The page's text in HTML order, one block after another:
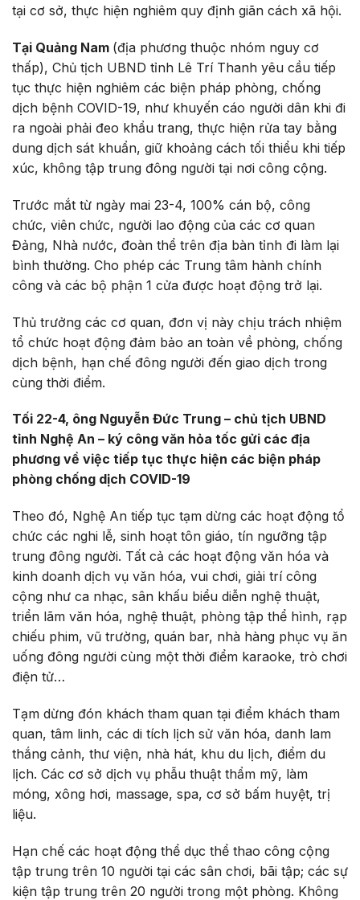
tại cơ sở, thực hiện nghiêm quy định giãn cách xã hội.
Tại Quảng Nam (địa phương thuộc nhóm nguy cơ
thấp), Chủ tịch UBND tỉnh Lê Trí Thanh yêu cầu tiếp
tục thực hiện nghiêm các biện pháp phòng, chống
dịch bệnh COVID-19, như khuyến cáo người dân khi đi
ra ngoài phải đeo khẩu trang, thực hiện rửa tay bằng
dung dịch sát khuẩn, giữ khoảng cách tối thiểu khi tiếp
xúc, không tập trung đông người tại nơi công cộng.
Trước mắt từ ngày mai 23-4, 100% cán bộ, công
chức, viên chức, người lao động của các cơ quan
Đảng, Nhà nước, đoàn thể trên địa bàn tỉnh đi làm lại
bình thường. Cho phép các Trung tâm hành chính
công và các bộ phận 1 cửa được hoạt động trở lại.
Thủ trưởng các cơ quan, đơn vị này chịu trách nhiệm
tổ chức hoạt động đảm bảo an toàn về phòng, chống
dịch bệnh, hạn chế đông người đến giao dịch trong
cùng thời điểm.
Tối 22-4, ông Nguyễn Đức Trung – chủ tịch UBND
tỉnh Nghệ An – ký công văn hỏa tốc gửi các địa
phương về việc tiếp tục thực hiện các biện pháp
phòng chống dịch COVID-19
Theo đó, Nghệ An tiếp tục tạm dừng các hoạt động tổ
chức các nghi lễ, sinh hoạt tôn giáo, tín ngưỡng tập
trung đông người. Tất cả các hoạt động văn hóa và
kinh doanh dịch vụ văn hóa, vui chơi, giải trí công
cộng như ca nhạc, sân khấu biểu diễn nghệ thuật,
triển lãm văn hóa, nghệ thuật, phòng tập thể hình, rạp
chiếu phim, vũ trường, quán bar, nhà hàng phục vụ ăn
uống đông người cùng một thời điểm karaoke, trò chơi
điện tử…
Tạm dừng đón khách tham quan tại điểm khách tham
quan, tâm linh, các di tích lịch sử văn hóa, danh lam
thắng cảnh, thư viện, nhà hát, khu du lịch, điểm du
lịch. Các cơ sở dịch vụ phẫu thuật thẩm mỹ, làm
móng, xông hơi, massage, spa, cơ sở bấm huyệt, trị
liệu.
Hạn chế các hoạt động thể dục thể thao công cộng
tập trung trên 10 người tại các sân chơi, bãi tập; các sự
kiện tập trung trên 20 người trong một phòng. Không